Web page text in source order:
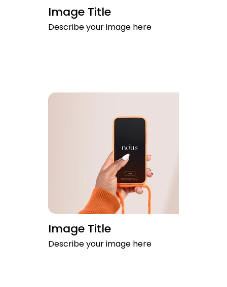
Image Title
Describe your image here
Image Title
Describe your image here